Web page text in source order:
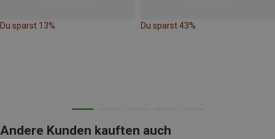
Du sparst 13% Du sparst 43%
Andere Kunden kauften auch